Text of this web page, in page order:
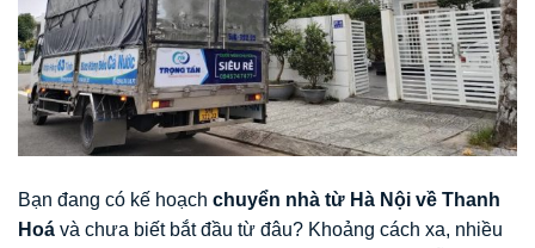
Bạn đang có kế hoạch chuyển nhà từ Hà Nội về Thanh
Hoá và chưa biết bắt đầu từ đâu? Khoảng cách xa, nhiều